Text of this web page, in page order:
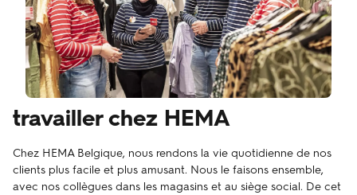
travailler chez HEMA
Chez HEMA Belgique, nous rendons la vie quotidienne de nos
clients plus facile et plus amusant. Nous le faisons ensemble,
avec nos collègues dans les magasins et au siège social. De cet